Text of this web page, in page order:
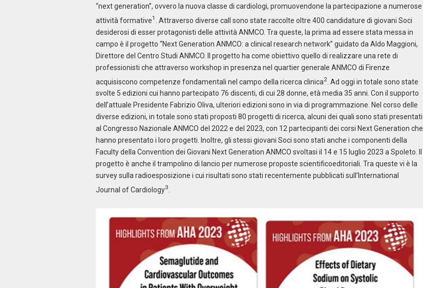
“next generation”, ovvero la nuova classe di cardiologi, promuovendone la partecipazione a numerose
attività formative1
. Attraverso diverse call sono state raccolte oltre 400 candidature di giovani Soci
desiderosi di esser protagonisti delle attività ANMCO. Tra queste, la prima ad essere stata messa in
campo è il progetto “Next Generation ANMCO: a clinical research network” guidato da Aldo Maggioni,
Direttore del Centro Studi ANMCO. Il progetto ha come obiettivo quello di realizzare una rete di
professionisti che attraverso workshop in presenza nel quartier generale ANMCO di Firenze
acquisiscono competenze fondamentali nel campo della ricerca clinica2. Ad oggi in totale sono state
svolte 5 edizioni cui hanno partecipato 76 discenti, di cui 28 donne, età media 35 anni. Con il supporto
dell’attuale Presidente Fabrizio Oliva, ulteriori edizioni sono in via di programmazione. Nel corso delle
diverse edizioni, in totale sono stati proposti 80 progetti di ricerca, alcuni dei quali sono stati presentati
al Congresso Nazionale ANMCO del 2022 e del 2023, con 12 partecipanti dei corsi Next Generation che
hanno presentato i loro progetti. Inoltre, gli stessi giovani Soci sono stati anche i componenti della
Faculty della Convention dei Giovani Next Generation ANMCO svoltasi il 14 e 15 luglio 2023 a Spoleto. Il
progetto è anche il trampolino di lancio per numerose proposte scientificoeditoriali. Tra queste vi è la
survey sulla radioesposizione i cui risultati sono stati recentemente pubblicati sull’International
Journal of Cardiology3